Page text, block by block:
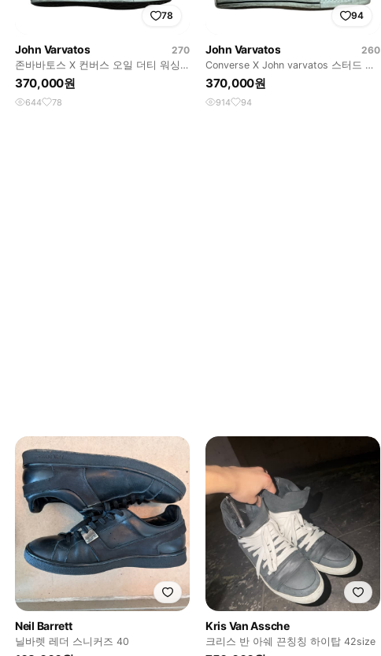
78
John Varvatos
270
존바바토스 X 컨버스 오일 더티 워싱
코팅 지퍼 하이탑
370,000원
644 78
94
John Varvatos
260
Converse X John varvatos 스터드 레
더 하이탑
370,000원
914 94
Neil Barrett
닐바렛 레더 스니커즈 40
Kris Van Assche
크리스 반 아쉐 끈칭칭 하이탑 42size